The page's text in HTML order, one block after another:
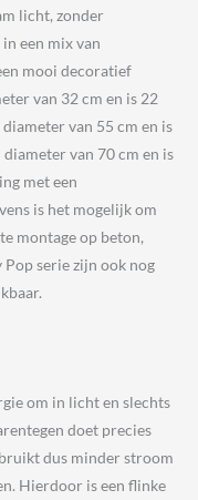
licht, zonder
een mix van
mooi decoratief
van 32 cm en is 22
van 55 cm en is
diameter van 70 cm en is
met een
is het mogelijk om
montage op beton,
Pop serie zijn ook nog
om in licht en slechts
doet precies
dus minder stroom
Hierdoor is een flinke